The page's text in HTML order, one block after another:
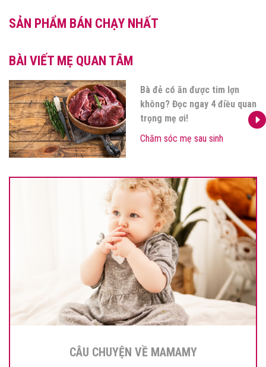
SẢN PHẨM BÁN CHẠY NHẤT
BÀI VIẾT MẸ QUAN TÂM
Bà đẻ có ăn được tim lợn
không? Đọc ngay 4 điều quan
trọng mẹ ơi!
Chăm sóc mẹ sau sinh
CÂU CHUYỆN VỀ MAMAMY